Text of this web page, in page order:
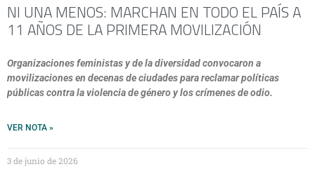
NI UNA MENOS: MARCHAN EN TODO EL PAÍS A
11 AÑOS DE LA PRIMERA MOVILIZACIÓN
Organizaciones feministas y de la diversidad convocaron a
movilizaciones en decenas de ciudades para reclamar políticas
públicas contra la violencia de género y los crímenes de odio.
VER NOTA »
3 de junio de 2026